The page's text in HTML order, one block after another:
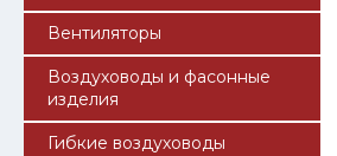
Вентиляторы
Воздуховоды и фасонные
изделия
Гибкие воздуховоды